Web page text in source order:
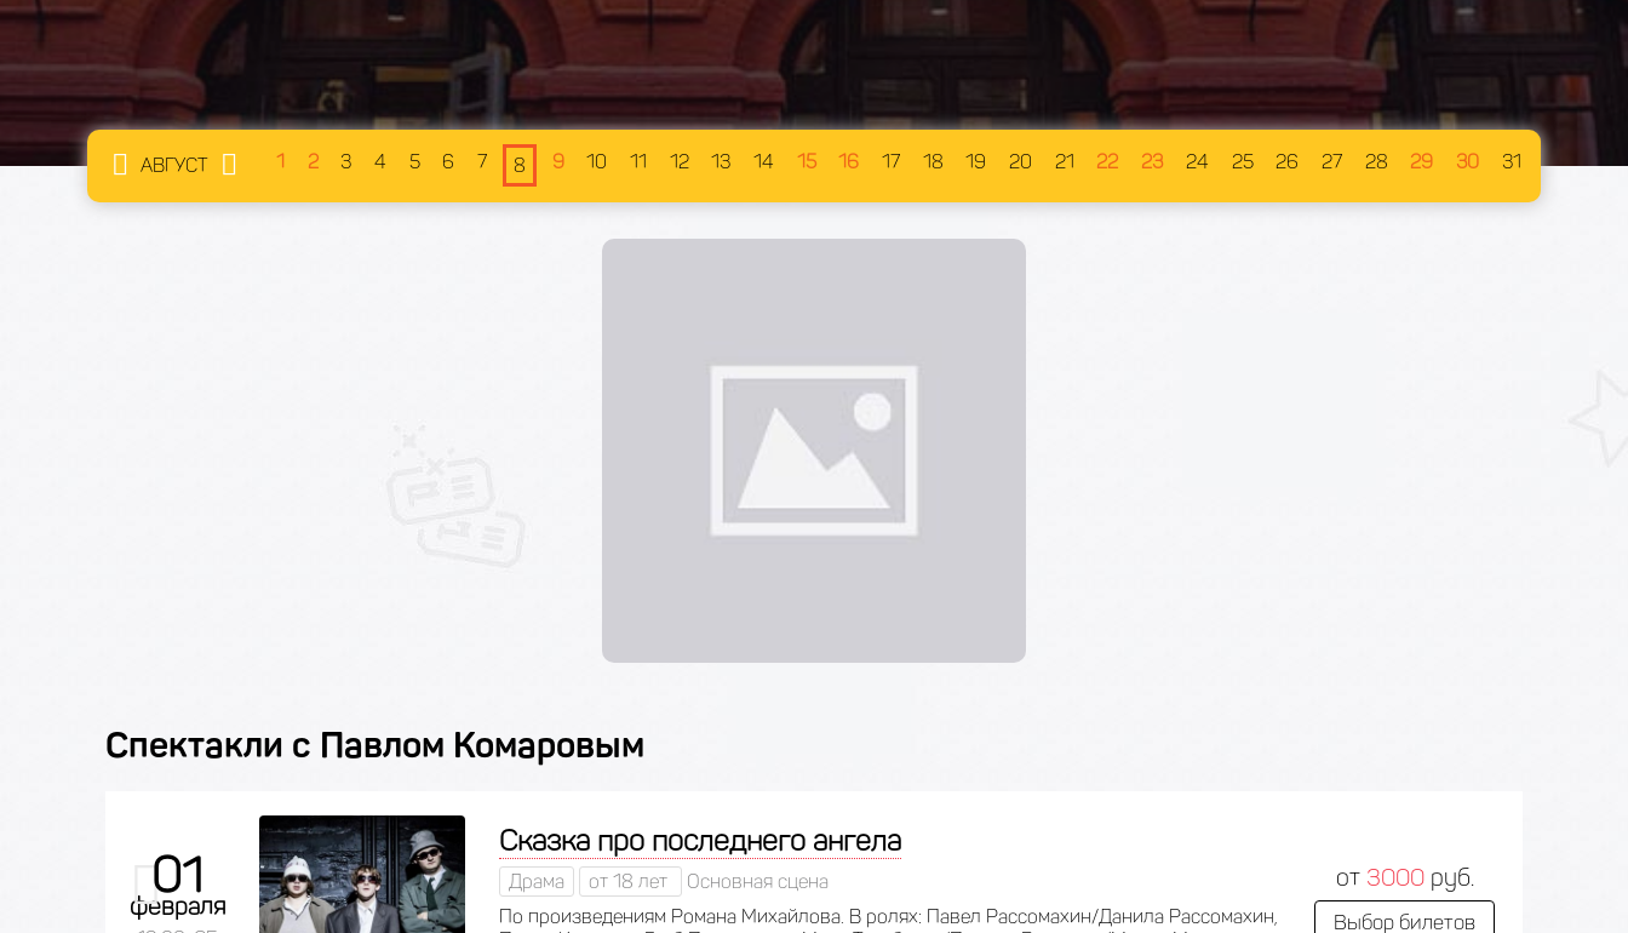
АВГУСТ 1 2 3 4 5 6 7 8 9 10 11 12 13 14 15 16 17 18 19 20 21 22 23 24 25 26 27 28 29 30 31
Спектакли с Павлом Комаровым
01
февраля
Сказка про последнего ангела
Драма от 18 лет
Основная сцена
По произведениям Романа Михайлова. В ролях: Павел Рассомахин/Данила Рассомахин,
от 3000руб.
Выбор билетов